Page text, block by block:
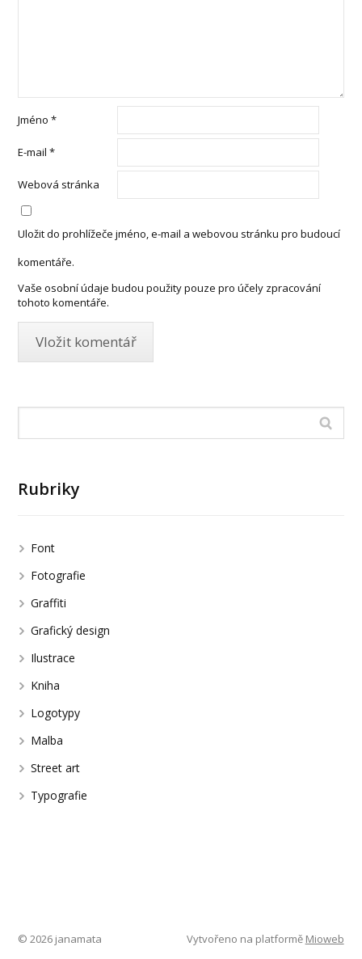
Jméno*
E-mail*
Webová stránka
Uložit do prohlížeče jméno, e-mail a webovou stránku pro budoucí
komentáře.
Vaše osobní údaje budou použity pouze pro účely zpracování
tohoto komentáře.
Rubriky
Font
Fotografie
Graffiti
Grafický design
Ilustrace
Kniha
Logotypy
Malba
Street art
Typografie
© 2026 janamata Vytvořeno na platformě Mioweb